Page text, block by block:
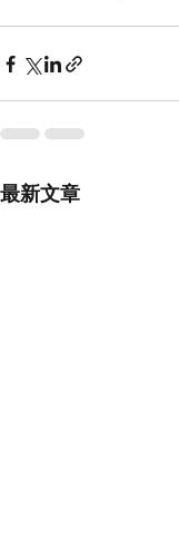
最新文章